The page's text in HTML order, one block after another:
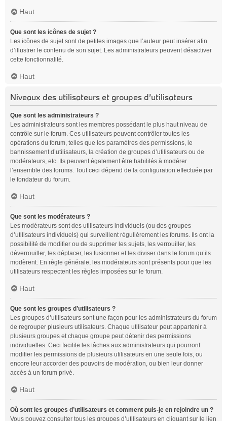
Haut
Que sont les icônes de sujet ?
Les icônes de sujet sont de petites images que l’auteur peut insérer afin
d’illustrer le contenu de son sujet. Les administrateurs peuvent désactiver
cette fonctionnalité.
Haut
Niveaux des utilisateurs et groupes d’utilisateurs
Que sont les administrateurs ?
Les administrateurs sont les membres possédant le plus haut niveau de
contrôle sur le forum. Ces utilisateurs peuvent contrôler toutes les
opérations du forum, telles que les paramètres des permissions, le
bannissement d’utilisateurs, la création de groupes d’utilisateurs ou de
modérateurs, etc. Ils peuvent également être habilités à modérer
l’ensemble des forums. Tout ceci dépend de la configuration effectuée par
le fondateur du forum.
Haut
Que sont les modérateurs ?
Les modérateurs sont des utilisateurs individuels (ou des groupes
d’utilisateurs individuels) qui surveillent régulièrement les forums. Ils ont la
possibilité de modifier ou de supprimer les sujets, les verrouiller, les
déverrouiller, les déplacer, les fusionner et les diviser dans le forum qu’ils
modèrent. En règle générale, les modérateurs sont présents pour que les
utilisateurs respectent les règles imposées sur le forum.
Haut
Que sont les groupes d’utilisateurs ?
Les groupes d’utilisateurs sont une façon pour les administrateurs du forum
de regrouper plusieurs utilisateurs. Chaque utilisateur peut appartenir à
plusieurs groupes et chaque groupe peut détenir des permissions
individuelles. Ceci facilite les tâches aux administrateurs qui pourront
modifier les permissions de plusieurs utilisateurs en une seule fois, ou
encore leur accorder des pouvoirs de modération, ou bien leur donner
accès à un forum privé.
Haut
Où sont les groupes d’utilisateurs et comment puis-je en rejoindre un ?
Vous pouvez consulter tous les groupes d’utilisateurs en cliquant sur le lien